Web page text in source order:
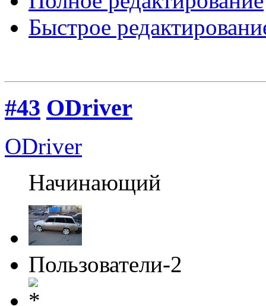
Быстрое
#43 ODriver
ODriver
Начинающий
Пользователи-2